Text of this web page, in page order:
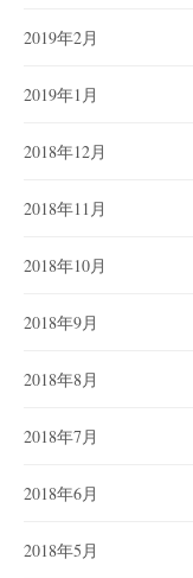
2019年2月
2019年1月
2018年12月
2018年11月
2018年10月
2018年9月
2018年8月
2018年7月
2018年6月
2018年5月